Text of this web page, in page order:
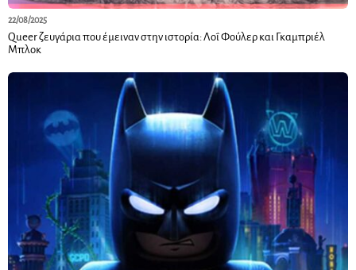
22/08/2025
Queer ζευγάρια που έμειναν στην ιστορία: Λοΐ Φούλερ και Γκαμπριέλ
Μπλοκ